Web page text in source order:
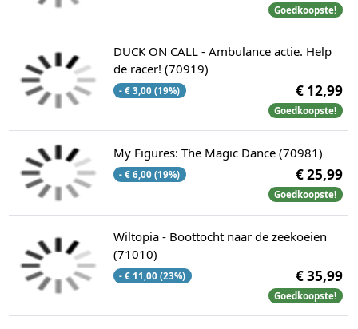
Goedkoopste!
DUCK ON CALL - Ambulance actie. Help
de racer! (70919)
- € 3,00 (19%) € 12,99
Goedkoopste!
My Figures: The Magic Dance (70981)
- € 6,00 (19%) € 25,99
Goedkoopste!
Wiltopia - Boottocht naar de zeekoeien
(71010)
- € 11,00 (23%) € 35,99
Goedkoopste!